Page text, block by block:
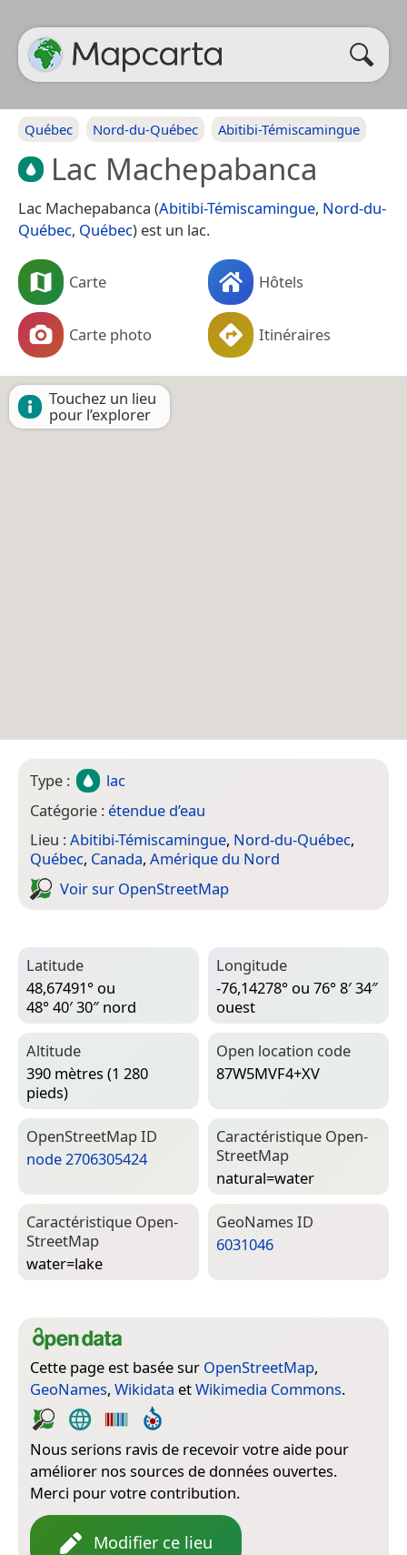
Québec Nord-du-Québec Abitibi-Témiscamingue
Lac Machepabanca
Lac Machepabanca (Abitibi-Témiscamingue, Nord-du-
Québec, Québec) est un lac.
Carte Hôtels
Carte photo Itinéraires
Touchez un lieu
pour l’explorer
Type :
lac
Catégorie : étendue d’eau
Lieu :Abitibi-Témiscamingue, Nord-du-Québec,
Québec, Canada, Amérique du Nord
Voir sur Open­Street­Map
Latitude
48,67491° ou
48° 40′ 30″ nord
Longitude
-76,14278° ou 76° 8′ 34″
ouest
Altitude
390 mètres (1 280
pieds)
Open location code
87W5MVF4+XV
Open­Street­Map ID
node 2706305424
Caractéristique Open­
Street­Map
natural=­water
Caractéristique Open­
Street­Map
water=­lake
Geo­Names ID
6031046
Cette page est basée sur OpenStreetMap,
GeoNames, Wikidata etWikimedia Commons.
Nous serions ravis de recevoir votre aide pour
améliorer nos sources de données ouvertes.
Merci pour votre contribution.
Modifier ce lieu